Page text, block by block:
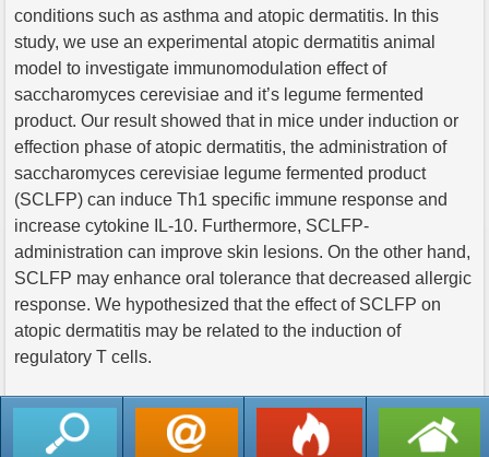
conditions such as asthma and atopic dermatitis. In this
study, we use an experimental atopic dermatitis animal
model to investigate immunomodulation effect of
saccharomyces cerevisiae and it’s legume fermented
product. Our result showed that in mice under induction or
effection phase of atopic dermatitis, the administration of
saccharomyces cerevisiae legume fermented product
(SCLFP) can induce Th1 specific immune response and
increase cytokine IL-10. Furthermore, SCLFP-
administration can improve skin lesions. On the other hand,
SCLFP may enhance oral tolerance that decreased allergic
response. We hypothesized that the effect of SCLFP on
atopic dermatitis may be related to the induction of
regulatory T cells.
返回列表